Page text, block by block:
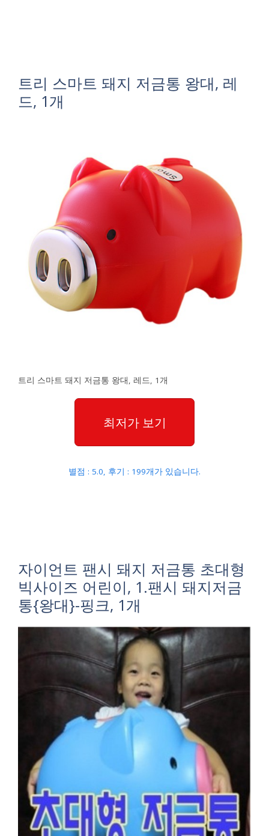
트리 스마트 돼지 저금통 왕대, 레
드, 1개
트리 스마트 돼지 저금통 왕대, 레드, 1개
최저가 보기
별점 : 5.0, 후기 : 199개가 있습니다.
자이언트 팬시 돼지 저금통 초대형
빅사이즈 어린이, 1.팬시 돼지저금
통{왕대}-핑크, 1개